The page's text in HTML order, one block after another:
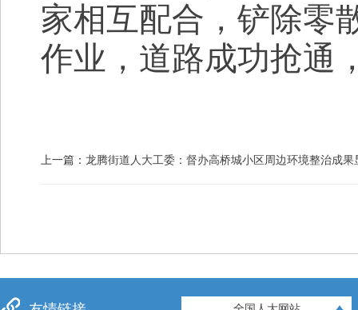
家相互配合，铲除零
作业，道路成功抢通
上一篇： 龙腾街道人大工委：督办高桥城小区周边环境整治成果